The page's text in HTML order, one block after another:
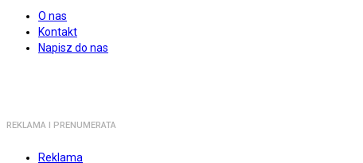
O nas
Kontakt
Napisz do nas
REKLAMA I PRENUMERATA
Reklama